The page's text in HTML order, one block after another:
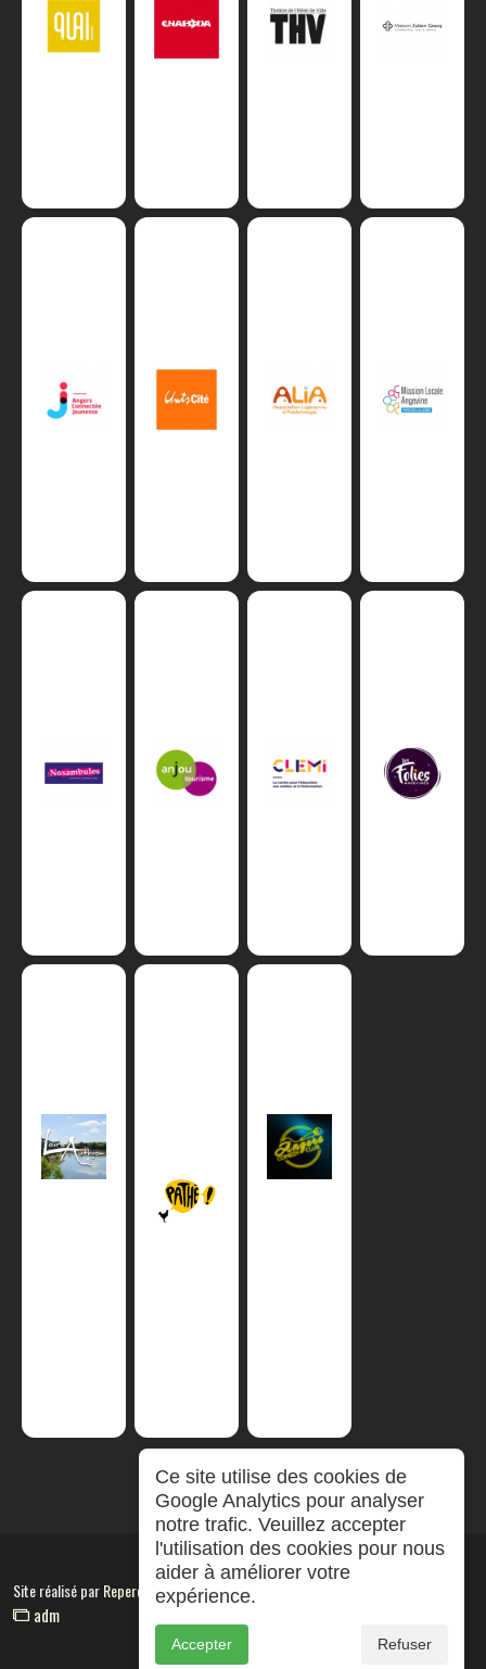
Site réalisé parRepereCom
adm
Ce site utilise des cookies de
Google Analytics pour analyser
notre trafic. Veuillez accepter
l'utilisation des cookies pour nous
aider à améliorer votre
expérience.
Accepter Refuser